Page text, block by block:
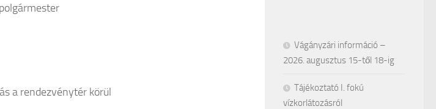
a rendezvénytér körül
Vágányzári információ –
2026. augusztus 15-től 18-ig
Tájékoztató I. fokú
vízkorlátozásról